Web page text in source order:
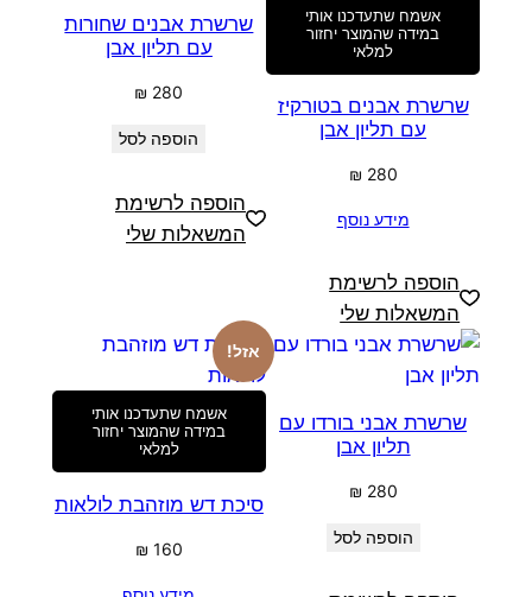
אשמח שתעדכנו אותי
במידה שהמוצר יחזור
למלאי
שרשרת אבנים בטורקיז
עם תליון אבן
₪ 280
מידע נוסף
הוספה לרשימת
המשאלות שלי
שרשרת אבנים שחורות
עם תליון אבן
₪ 280
הוספה לסל
הוספה לרשימת
המשאלות שלי
שרשרת אבני בורדו עם
תליון אבן
₪ 280
הוספה לסל
אזל!
אשמח שתעדכנו אותי
במידה שהמוצר יחזור
למלאי
סיכת דש מוזהבת לולאות
₪ 160